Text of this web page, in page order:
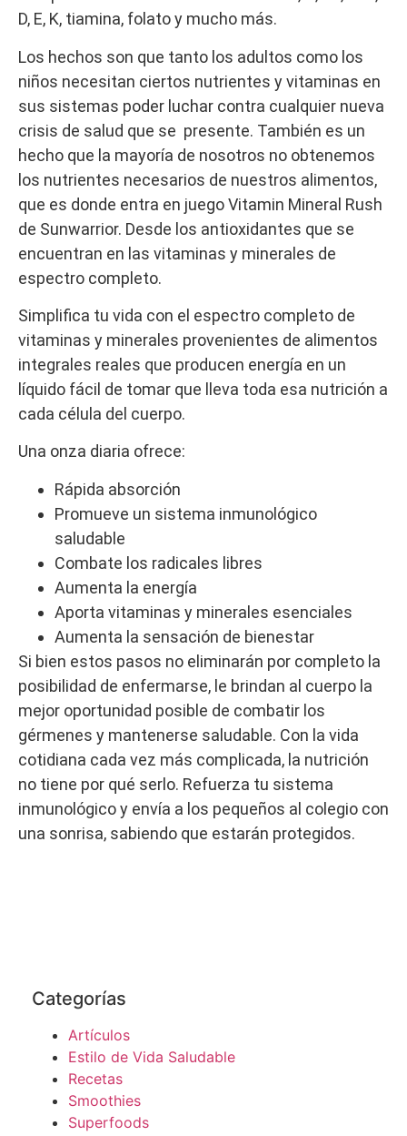
D, E, K, tiamina, folato y mucho más.
Los hechos son que tanto los adultos como los
niños necesitan ciertos nutrientes y vitaminas en
sus sistemas poder luchar contra cualquier nueva
crisis de salud que se presente. También es un
hecho que la mayoría de nosotros no obtenemos
los nutrientes necesarios de nuestros alimentos,
que es donde entra en juego Vitamin Mineral Rush
de Sunwarrior. Desde los antioxidantes que se
encuentran en las vitaminas y minerales de
espectro completo.
Simplifica tu vida con el espectro completo de
vitaminas y minerales provenientes de alimentos
integrales reales que producen energía en un
líquido fácil de tomar que lleva toda esa nutrición a
cada célula del cuerpo.
Una onza diaria ofrece:
Rápida absorción
Promueve un sistema inmunológico
saludable
Combate los radicales libres
Aumenta la energía
Aporta vitaminas y minerales esenciales
Aumenta la sensación de bienestar
Si bien estos pasos no eliminarán por completo la
posibilidad de enfermarse, le brindan al cuerpo la
mejor oportunidad posible de combatir los
gérmenes y mantenerse saludable. Con la vida
cotidiana cada vez más complicada, la nutrición
no tiene por qué serlo. Refuerza tu sistema
inmunológico y envía a los pequeños al colegio con
una sonrisa, sabiendo que estarán protegidos.
Categorías
Artículos
Estilo de Vida Saludable
Recetas
Smoothies
Superfoods